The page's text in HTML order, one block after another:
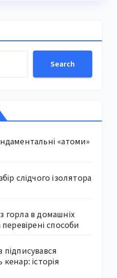
Search
«атоми»
слідчого ізолятора
горла в домашніх
способи
історія